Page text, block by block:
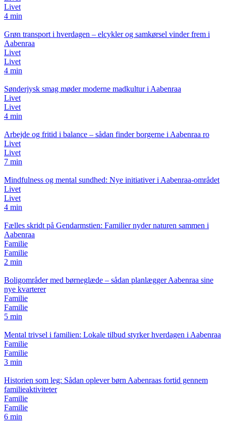
Livet
4 min
Grøn transport i hverdagen – elcykler og samkørsel vinder frem i
Aabenraa
Livet
Livet
4 min
Sønderjysk smag møder moderne madkultur i Aabenraa
Livet
Livet
4 min
Arbejde og fritid i balance – sådan finder borgerne i Aabenraa ro
Livet
Livet
7 min
Mindfulness og mental sundhed: Nye initiativer i Aabenraa-området
Livet
Livet
4 min
Fælles skridt på Gendarmstien: Familier nyder naturen sammen i
Aabenraa
Familie
Familie
2 min
Boligområder med børneglæde – sådan planlægger Aabenraa sine
nye kvarterer
Familie
Familie
5 min
Mental trivsel i familien: Lokale tilbud styrker hverdagen i Aabenraa
Familie
Familie
3 min
Historien som leg: Sådan oplever børn Aabenraas fortid gennem
familieaktiviteter
Familie
Familie
6 min